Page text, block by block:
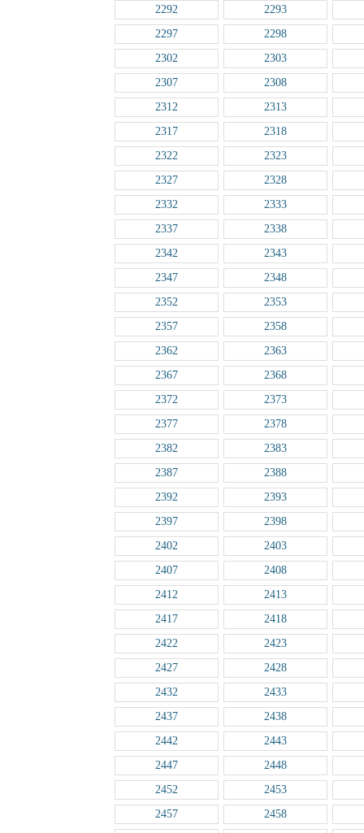
2292
2293
2297
2298
2302
2303
2307
2308
2312
2313
2317
2318
2322
2323
2327
2328
2332
2333
2337
2338
2342
2343
2347
2348
2352
2353
2357
2358
2362
2363
2367
2368
2372
2373
2377
2378
2382
2383
2387
2388
2392
2393
2397
2398
2402
2403
2407
2408
2412
2413
2417
2418
2422
2423
2427
2428
2432
2433
2437
2438
2442
2443
2447
2448
2452
2453
2457
2458